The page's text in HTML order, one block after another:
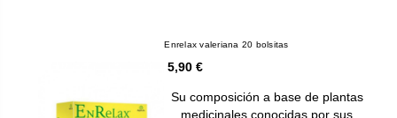
Enrelax valeriana 20 bolsitas
5,90 €
Su composición a base de plantas
medicinales conocidas por sus